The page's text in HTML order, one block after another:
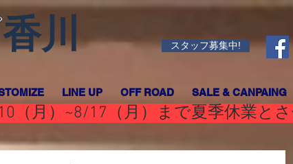
香川 スタッフ募集中!
LINE UP OFF ROAD SALE & CANPAING
（月）~8/17（月）まで夏季休業と